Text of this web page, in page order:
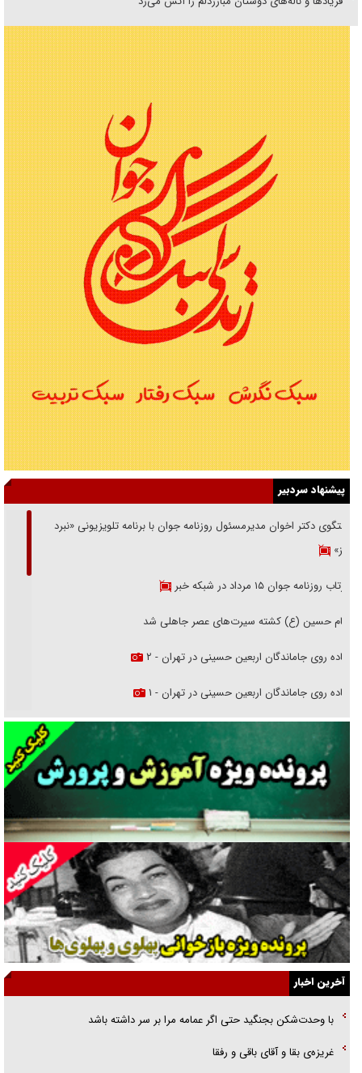
پیشنهاد سردبیر
گفتگوی دکتر اخوان مدیرمسئول روزنامه جوان با برنامه تلویزیونی «نبرد
هرمز»
بازتاب روزنامه جوان ۱۵ مرداد در شبکه خبر
امام حسین (ع) کشته سیرت‌های عصر جاهلی شد
پیاده روی جاماندگان اربعین حسینی در تهران - ۲
پیاده روی جاماندگان اربعین حسینی در تهران - ۱
فریاد‌ها و ناله‌های دوستان مبارزدلم را آتش می‌زد
تغییر رویه دشمن در ترور از شیخ فضل‌الله تا مصباح یزدی
خرید قسطی اولش خنده و آخرش گریه است!
فوتبال و آن «بالا»!
راهبرد غافلگیری با نسل جدید پهپاد‌ها
جنجال پزشکان تقلبی در صنعت زیبایی
یهودی‌ها در ادبیات داستانی اروپا؛ از شکسپیر تا دیکنز
گفت‌وگو با خواهر یکی از شهدای جنگ رمضان/ خواهرم فرمانده جهادی و
اهل خدمت بی‌منت بود
آخرین اخبار
با وحدت‌شکن بجنگید حتی اگر عمامه مرا بر سر داشته باشد
غریزه‌ی بقا و آقای باقی و رفقا